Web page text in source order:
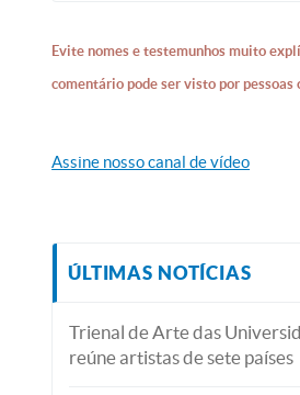
Evite nomes e testemunhos muito
comentário pode ser visto por pessoas
Assine nosso canal de vídeo
ÚLTIMAS NOTÍCIAS
Trienal de Arte das
reúne artistas de sete países